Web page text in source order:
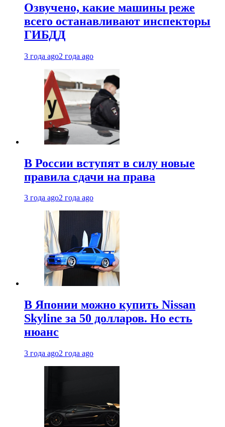
Озвучено, какие машины реже
всего останавливают инспекторы
ГИБДД
3 года ago2 года ago
В России вступят в силу новые
правила сдачи на права
3 года ago2 года ago
В Японии можно купить Nissan
Skyline за 50 долларов. Но есть
нюанс
3 года ago2 года ago